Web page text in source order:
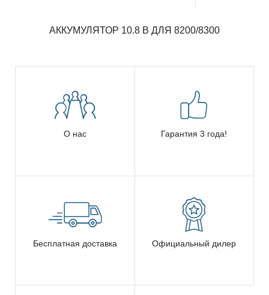
АККУМУЛЯТОР 10.8 В ДЛЯ 8200/8300
О нас Гарантия 3 года!
Бесплатная доставка Официальный дилер